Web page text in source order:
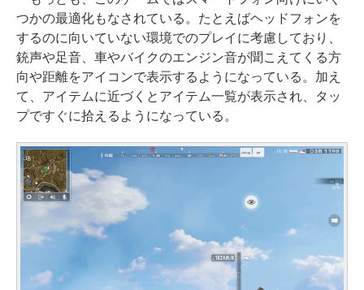
つかの最適化もなされている。たとえばヘッドフォンを
するのに向いていない環境でのプレイに考慮しており、
銃声や足音、車やバイクのエンジン音が聞こえてくる方
向や距離をアイコンで表示するようになっている。加え
て、アイテムに近づくとアイテム一覧が表示され、タッ
プですぐに拾えるようになっている。